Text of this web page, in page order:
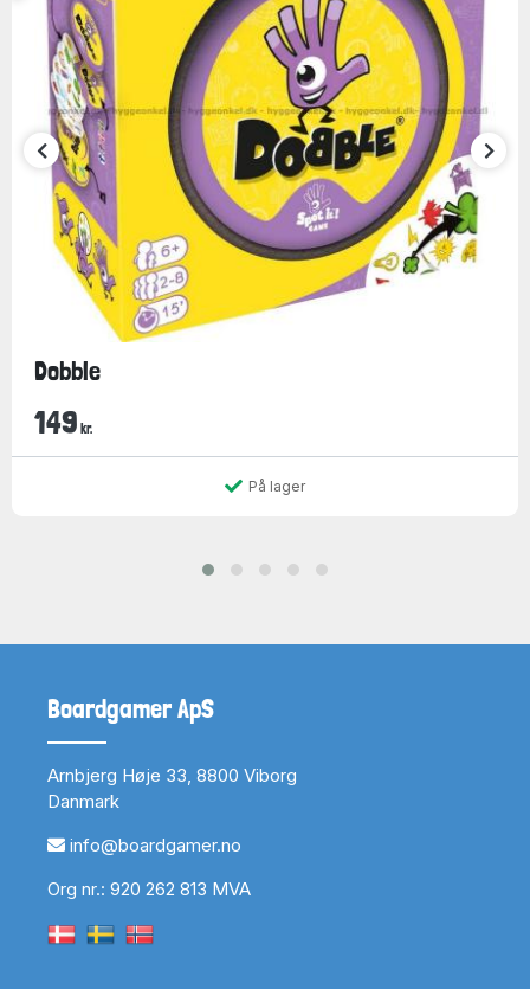
Dobble
149 kr.
På lager
Boardgamer ApS
Arnbjerg Høje 33, 8800 Viborg
Danmark
info@boardgamer.no
Org nr.: 920 262 813 MVA